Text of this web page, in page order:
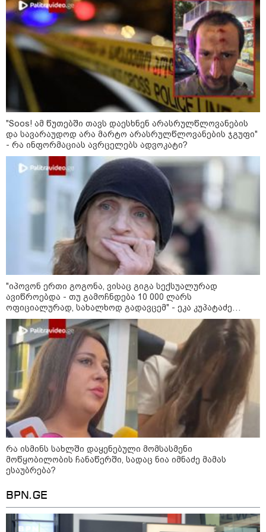
- რუსს, ყაზახს, უკრაინელს,
შვეიცარიელს, იტალიელს,
ამერიკელს, შეუძლია
ჩამოვიდეს, დახარჯოს ფული...
არავინ შეზღუდული არაა" -
კალაძე
კატეგორიის ყველა სიახლე
„რიკოთის მსგავსი რთული
საინჟინრო ობიექტების მოვლა-
პატრონობა განსაკუთრებულ
პასუხისმგებლობას მოითხოვს“-
რატომ გახდა საჭირო გზების
მოვლა-პატრონობისთვის
სახელმწიფო კომპანიის შექმნა
„რუსთაველზე მდებარე
სასტუმროები 40-50%-იან
გაუქმებებს იღებენ, საკმაოდ დიდი
ზარალისკენ წავალთ - მეგონა,
ვიღაც მოიფიქრებდა და ბიზნესს
შეხვდებოდა“
„ფასები 2-3 წელში გაორმაგდება“
- ლოკაციები თბილისის
შემოგარენში, სადაც შესაძლოა,
მიწები გაძვირდეს
სამართალი
"Soos! ამ წუთებში თავს დაესხნენ არასრულწლოვანების
და სავარაუდოდ არა მარტო არასრულწლოვანების ჯგუფი"
- რა ინფორმაციას ავრცელებს ადვოკატი?
"იპოვონ ერთი გოგონა, ვისაც გიგა სექსუალურად
ავიწროებდა - თუ გამოჩნდება 10 000 ლარს
ოფიციალურად, სახალხოდ გადავცემ" - ეკა კუპატაძე
განცხადებას ავრცელებს
რა ისმინს სახლში დაყენებული მომსასმენი
მოწყობილობის ჩანაწერში, სადაც ნია იმნაძე მამას
ესაუბრება?
BPN.GE